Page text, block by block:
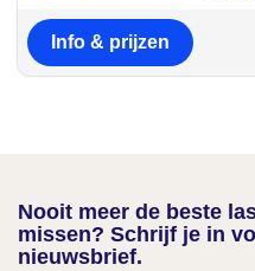
Info & prijzen
Nooit meer de beste
missen? Schrijf je in
nieuwsbrief.